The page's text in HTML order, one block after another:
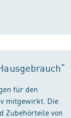
für den
mitgewirkt. Die
Zubehörteile von